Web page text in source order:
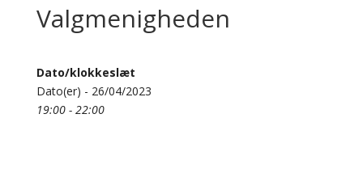
Valgmenigheden
Dato/klokkeslæt
Dato(er) - 26/04/2023
19:00 - 22:00